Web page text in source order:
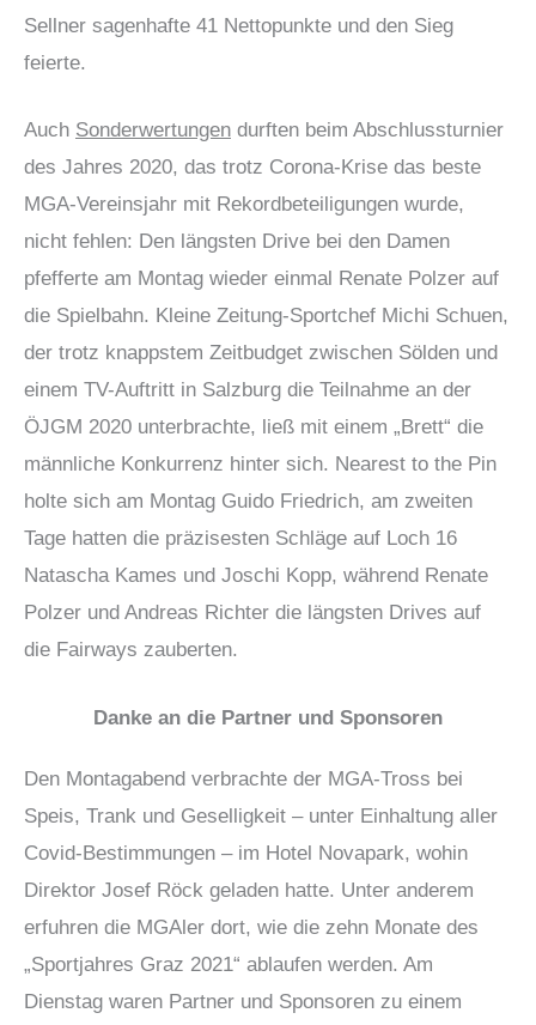
Sellner sagenhafte 41 Nettopunkte und den Sieg
feierte.
Auch Sonderwertungen durften beim Abschlussturnier
des Jahres 2020, das trotz Corona-Krise das beste
MGA-Vereinsjahr mit Rekordbeteiligungen wurde,
nicht fehlen: Den längsten Drive bei den Damen
pfefferte am Montag wieder einmal Renate Polzer auf
die Spielbahn. Kleine Zeitung-Sportchef Michi Schuen,
der trotz knappstem Zeitbudget zwischen Sölden und
einem TV-Auftritt in Salzburg die Teilnahme an der
ÖJGM 2020 unterbrachte, ließ mit einem „Brett“ die
männliche Konkurrenz hinter sich. Nearest to the Pin
holte sich am Montag Guido Friedrich, am zweiten
Tage hatten die präzisesten Schläge auf Loch 16
Natascha Kames und Joschi Kopp, während Renate
Polzer und Andreas Richter die längsten Drives auf
die Fairways zauberten.
Danke an die Partner und Sponsoren
Den Montagabend verbrachte der MGA-Tross bei
Speis, Trank und Geselligkeit – unter Einhaltung aller
Covid-Bestimmungen – im Hotel Novapark, wohin
Direktor Josef Röck geladen hatte. Unter anderem
erfuhren die MGAler dort, wie die zehn Monate des
„Sportjahres Graz 2021“ ablaufen werden. Am
Dienstag waren Partner und Sponsoren zu einem